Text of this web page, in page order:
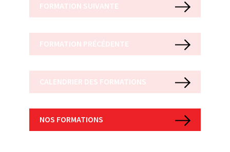
FORMATION SUIVANTE
FORMATION PRÉCÉDENTE
CALENDRIER DES FORMATIONS
NOS FORMATIONS